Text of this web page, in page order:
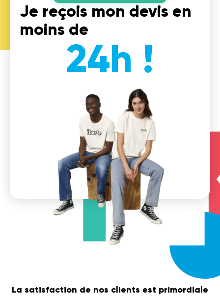
24h !
Je reçois mon devis en
moins de
La satisfaction de nos clients est primordiale